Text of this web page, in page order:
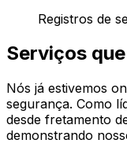
Registros de
Serviços
Nós já estivemos
segurança. Como
desde fretamento
demonstrando